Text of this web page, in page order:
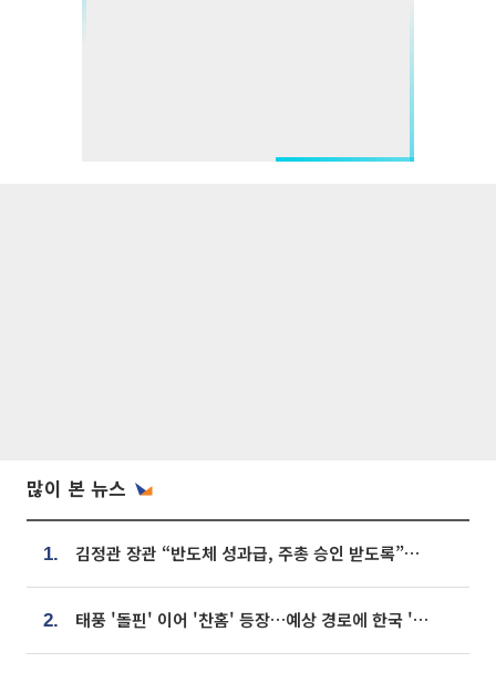
많이 본 뉴스
1. 김정관 장관 “반도체 성과급, 주총 승인 받도록”…상법·자본시장법 개정 시사
2. 태풍 '돌핀' 이어 '찬홈' 등장…예상 경로에 한국 '한숨'